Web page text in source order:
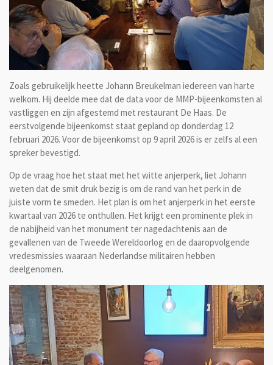
Zoals gebruikelijk heette Johann Breukelman iedereen van harte
welkom. Hij deelde mee dat de data voor de MMP-bijeenkomsten al
vastliggen en zijn afgestemd met restaurant De Haas. De
eerstvolgende bijeenkomst staat gepland op donderdag 12
februari 2026. Voor de bijeenkomst op 9 april 2026 is er zelfs al een
spreker bevestigd.
Op de vraag hoe het staat met het witte anjerperk, liet Johann
weten dat de smit druk bezig is om de rand van het perk in de
juiste vorm te smeden. Het plan is om het anjerperk in het eerste
kwartaal van 2026 te onthullen. Het krijgt een prominente plek in
de nabijheid van het monument ter nagedachtenis aan de
gevallenen van de Tweede Wereldoorlog en de daaropvolgende
vredesmissies waaraan Nederlandse militairen hebben
deelgenomen.